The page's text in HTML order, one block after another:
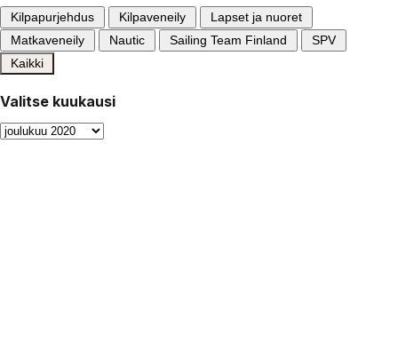
Kilpapurjehdus Kilpaveneily
Lapset ja nuoret
Matkaveneily
Nautic Sailing Team Finland
SPV
Kaikki
Valitse kuukausi
Valitse